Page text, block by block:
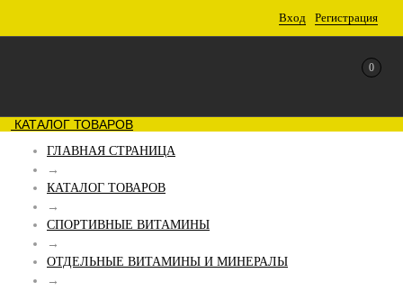
Вход Регистрация
0
КАТАЛОГ ТОВАРОВ
ГЛАВНАЯ СТРАНИЦА
→
КАТАЛОГ ТОВАРОВ
→
СПОРТИВНЫЕ ВИТАМИНЫ
→
ОТДЕЛЬНЫЕ ВИТАМИНЫ И МИНЕРАЛЫ
→